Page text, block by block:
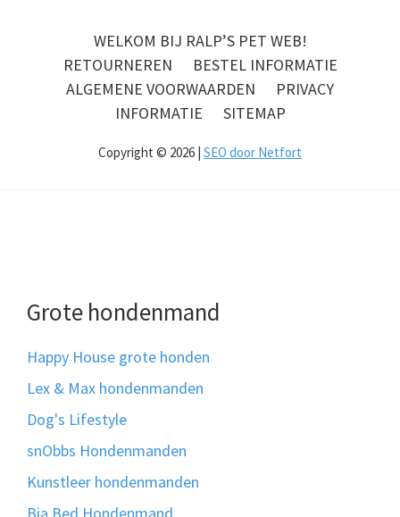
WELKOM BIJ RALP’S PET WEB!
RETOURNEREN
BESTEL INFORMATIE
ALGEMENE VOORWAARDEN
PRIVACY
INFORMATIE
SITEMAP
Copyright © 2026 | SEO door Netfort
Grote hondenmand
Happy House grote honden
Lex & Max hondenmanden
Dog's Lifestyle
snObbs Hondenmanden
Kunstleer hondenmanden